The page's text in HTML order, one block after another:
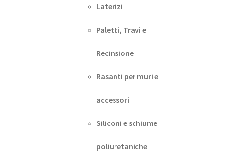
Laterizi
Paletti, Travi e
Recinsione
Rasanti per muri e
accessori
Siliconi e schiume
poliuretaniche